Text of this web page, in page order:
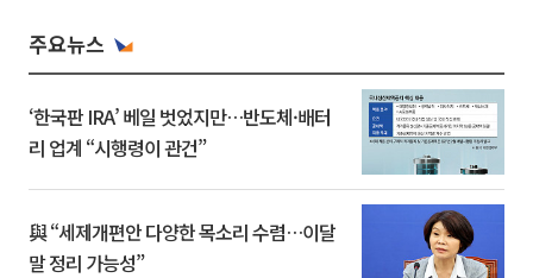
주요뉴스
‘한국판 IRA’ 베일 벗었지만…반도체·배터
리 업계 “시행령이 관건”
與 “세제개편안 다양한 목소리 수렴…이달
말 정리 가능성”